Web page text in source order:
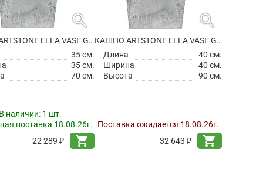
search
КАШПО ARTSTONE ELLA VASE GREY
35 см.
35 см.
70 см.
наличии: 1 шт.
поставка 18.08.26г.
22 289 ₽
shopping_cart
search
КАШПО ARTSTONE ELLA VASE GREY
Длина
40 см.
Ширина
40 см.
Высота
90 см.
Поставка ожидается 18.08.26г.
32 643 ₽
shopping_cart